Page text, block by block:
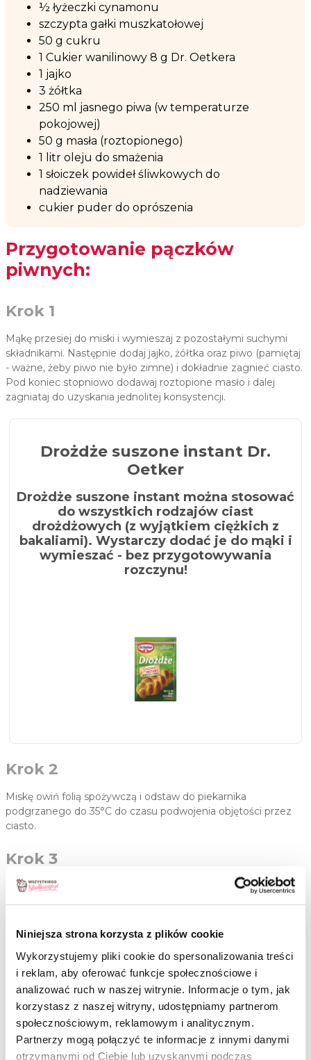
Niniejsza strona korzysta z plików cookie
Wykorzystujemy pliki cookie do spersonalizowania treści
i reklam, aby oferować funkcje społecznościowe i
analizować ruch w naszej witrynie. Informacje o tym, jak
korzystasz z naszej witryny, udostępniamy partnerom
społecznościowym, reklamowym i analitycznym.
Partnerzy mogą połączyć te informacje z innymi danymi
otrzymanymi od Ciebie lub uzyskanymi podczas
½ łyżeczki cynamonu
szczypta gałki muszkatołowej
50 g cukru
1 Cukier wanilinowy 8 g Dr. Oetkera
1 jajko
3 żółtka
250 ml jasnego piwa (w temperaturze
pokojowej)
50 g masła (roztopionego)
1 litr oleju do smażenia
1 słoiczek powideł śliwkowych do
nadziewania
cukier puder do oprószenia
Przygotowanie pączków
piwnych:
Krok 1
Mąkę przesiej do miski i wymieszaj z pozostałymi suchymi
składnikami. Następnie dodaj jajko, żółtka oraz piwo (pamiętaj
- ważne, żeby piwo nie było zimne) i dokładnie zagnieć ciasto.
Pod koniec stopniowo dodawaj roztopione masło i dalej
zagniataj do uzyskania jednolitej konsystencji.
Drożdże suszone instant Dr.
Oetker
Drożdże suszone instant można stosować
do wszystkich rodzajów ciast
drożdżowych (z wyjątkiem ciężkich z
bakaliami). Wystarczy dodać je do mąki i
wymieszać - bez przygotowywania
rozczynu!
Krok 2
Miskę owiń folią spożywczą i odstaw do piekarnika
podgrzanego do 35°C do czasu podwojenia objętości przez
ciasto.
Krok 3
Blat oprósz mąką. Wyrośnięte ciasto rozwałkuj na grubość
godziny do ponownego wyrośnięcia.
Krok 4
Do szerokiego garnka przelej olej i rozgrzej go do
temperatury 160-170°C.
Krok 5